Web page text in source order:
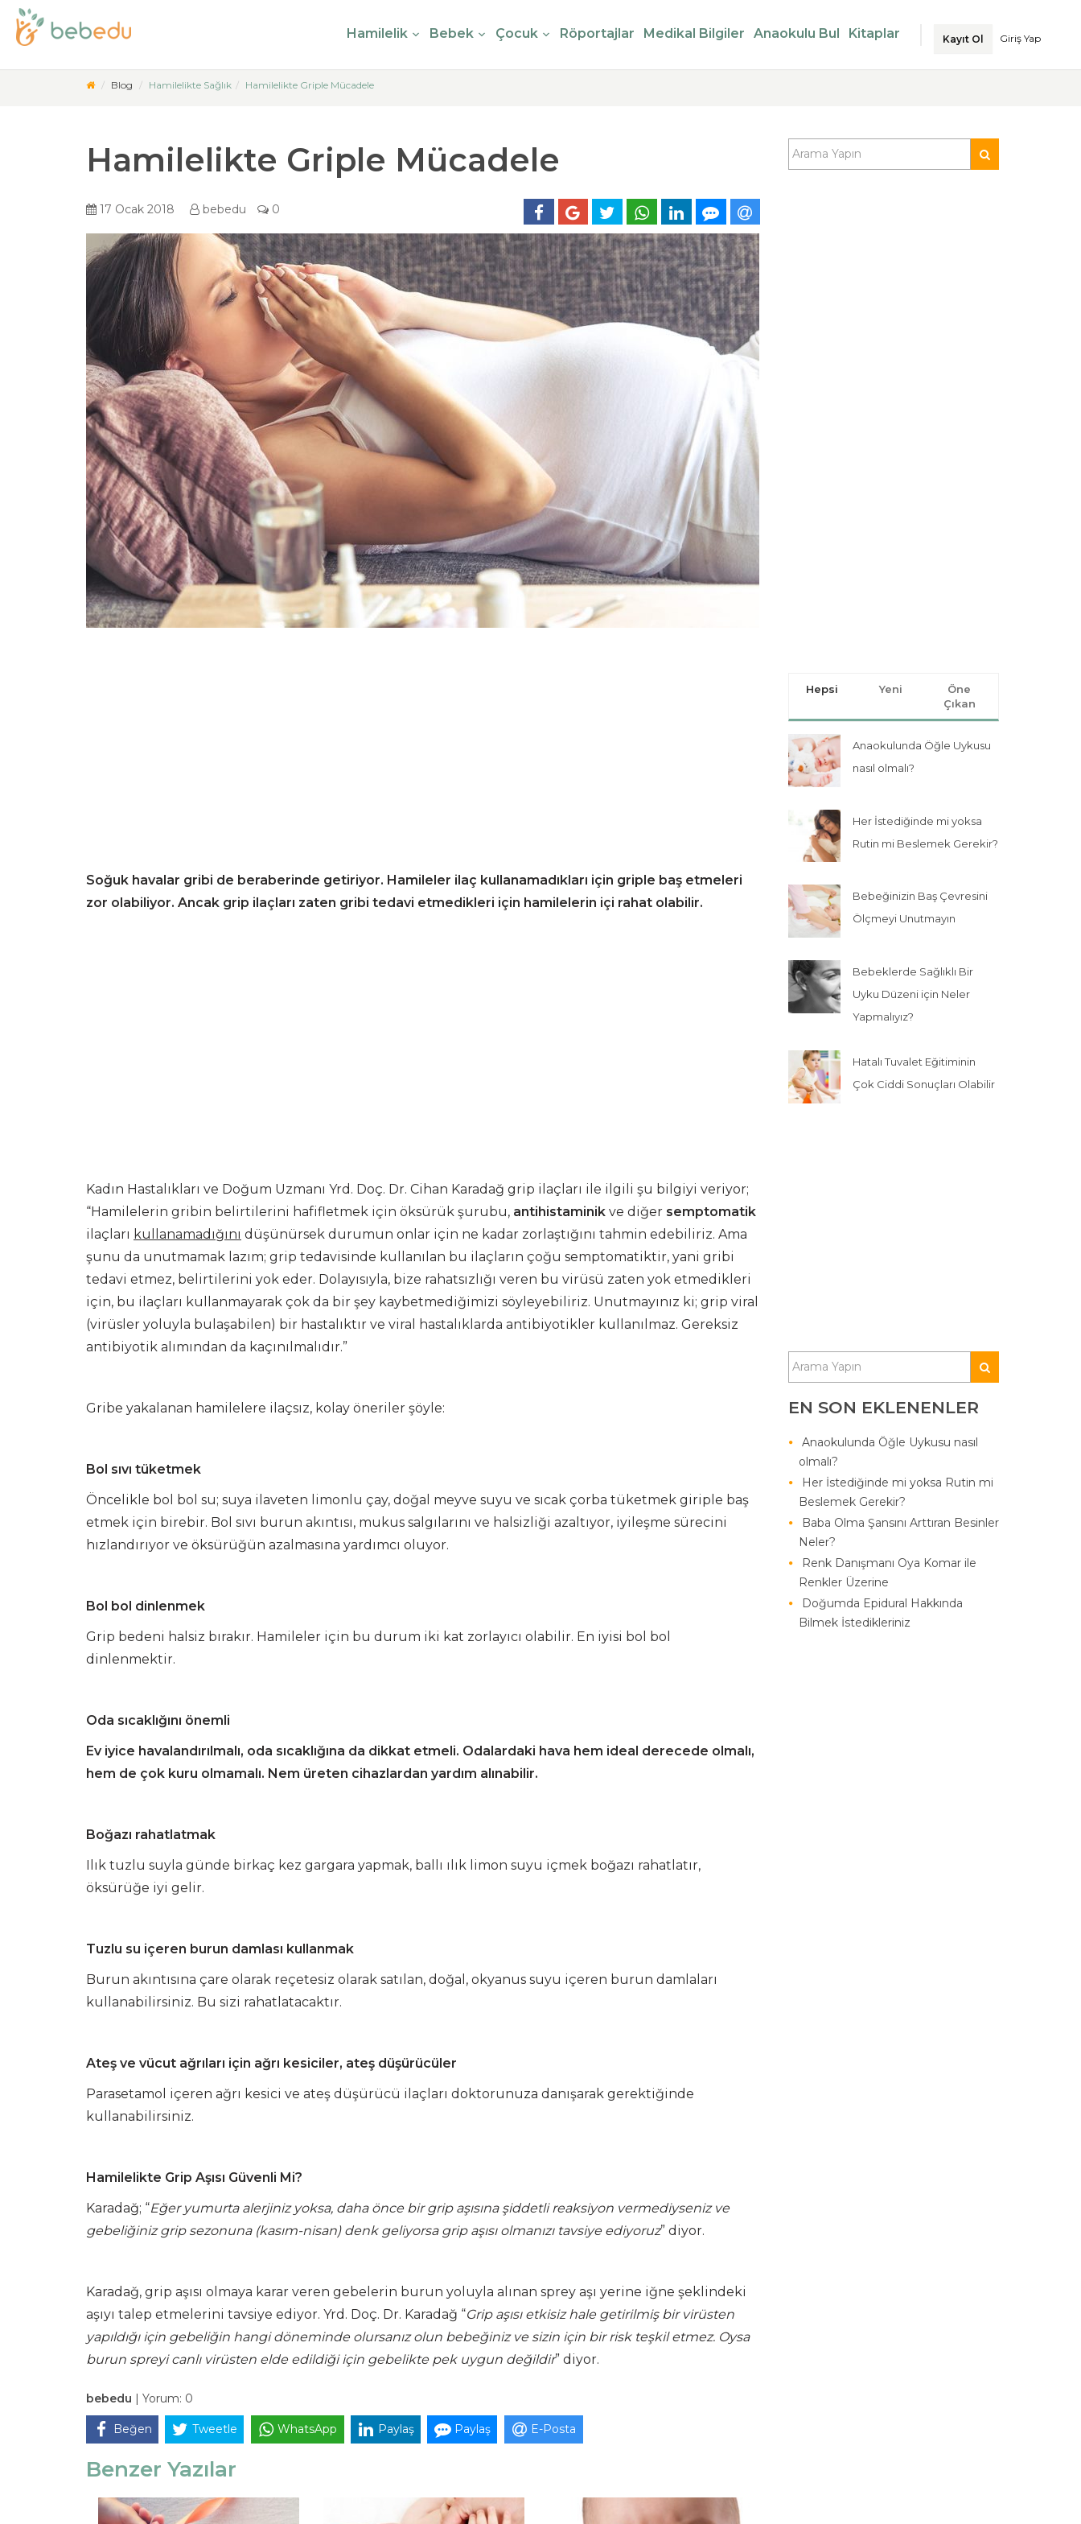
Hamilelik Bebek Çocuk Röportajlar Medikal Bilgiler Anaokulu Bul Kitaplar Kayıt Ol Giriş Yap
Blog Hamilelikte Sağlık Hamilelikte Griple Mücadele
Hamilelikte Griple Mücadele
17 Ocak 2018 bebedu 0
Soğuk havalar gribi de beraberinde getiriyor. Hamileler ilaç kullanamadıkları için griple baş etmeleri
zor olabiliyor. Ancak grip ilaçları zaten gribi tedavi etmedikleri için hamilelerin içi rahat olabilir.
Kadın Hastalıkları ve Doğum Uzmanı Yrd. Doç. Dr. Cihan Karadağ grip ilaçları ile ilgili şu bilgiyi veriyor;
“Hamilelerin gribin belirtilerini hafifletmek için öksürük şurubu, antihistaminik ve diğer semptomatik
ilaçları kullanamadığını düşünürsek durumun onlar için ne kadar zorlaştığını tahmin edebiliriz. Ama
şunu da unutmamak lazım; grip tedavisinde kullanılan bu ilaçların çoğu semptomatiktir, yani gribi
tedavi etmez, belirtilerini yok eder. Dolayısıyla, bize rahatsızlığı veren bu virüsü zaten yok etmedikleri
için, bu ilaçları kullanmayarak çok da bir şey kaybetmediğimizi söyleyebiliriz. Unutmayınız ki; grip viral
(virüsler yoluyla bulaşabilen) bir hastalıktır ve viral hastalıklarda antibiyotikler kullanılmaz. Gereksiz
antibiyotik alımından da kaçınılmalıdır.”
Gribe yakalanan hamilelere ilaçsız, kolay öneriler şöyle:
Bol sıvı tüketmek
Öncelikle bol bol su; suya ilaveten limonlu çay, doğal meyve suyu ve sıcak çorba tüketmek giriple baş
etmek için birebir. Bol sıvı burun akıntısı, mukus salgılarını ve halsizliği azaltıyor, iyileşme sürecini
hızlandırıyor ve öksürüğün azalmasına yardımcı oluyor.
Bol bol dinlenmek
Grip bedeni halsiz bırakır. Hamileler için bu durum iki kat zorlayıcı olabilir. En iyisi bol bol
dinlenmektir.
Oda sıcaklığını önemli
Ev iyice havalandırılmalı, oda sıcaklığına da dikkat etmeli. Odalardaki hava hem ideal derecede olmalı,
hem de çok kuru olmamalı. Nem üreten cihazlardan yardım alınabilir.
Boğazı rahatlatmak
Ilık tuzlu suyla günde birkaç kez gargara yapmak, ballı ılık limon suyu içmek boğazı rahatlatır,
öksürüğe iyi gelir.
Tuzlu su içeren burun damlası kullanmak
Burun akıntısına çare olarak reçetesiz olarak satılan, doğal, okyanus suyu içeren burun damlaları
kullanabilirsiniz. Bu sizi rahatlatacaktır.
Ateş ve vücut ağrıları için ağrı kesiciler, ateş düşürücüler
Parasetamol içeren ağrı kesici ve ateş düşürücü ilaçları doktorunuza danışarak gerektiğinde
kullanabilirsiniz.
Hamilelikte Grip Aşısı Güvenli Mi?
Karadağ; “Eğer yumurta alerjiniz yoksa, daha önce bir grip aşısına şiddetli reaksiyon vermediyseniz ve
gebeliğiniz grip sezonuna (kasım-nisan) denk geliyorsa grip aşısı olmanızı tavsiye ediyoruz” diyor.
Karadağ, grip aşısı olmaya karar veren gebelerin burun yoluyla alınan sprey aşı yerine iğne şeklindeki
aşıyı talep etmelerini tavsiye ediyor. Yrd. Doç. Dr. Karadağ “Grip aşısı etkisiz hale getirilmiş bir virüsten
yapıldığı için gebeliğin hangi döneminde olursanız olun bebeğiniz ve sizin için bir risk teşkil etmez. Oysa
burun spreyi canlı virüsten elde edildiği için gebelikte pek uygun değildir” diyor.
bebedu | Yorum: 0
Beğen Tweetle WhatsApp Paylaş Paylaş E-Posta
Benzer Yazılar
Hepsi Yeni
Öne
Çıkan
Anaokulunda Öğle Uykusu
nasıl olmalı?
Her İstediğinde mi yoksa
Rutin mi Beslemek Gerekir?
Bebeğinizin Baş Çevresini
Ölçmeyi Unutmayın
Bebeklerde Sağlıklı Bir
Uyku Düzeni için Neler
Yapmalıyız?
Hatalı Tuvalet Eğitiminin
Çok Ciddi Sonuçları Olabilir
EN SON EKLENENLER
Anaokulunda Öğle Uykusu nasıl
olmalı?
Her İstediğinde mi yoksa Rutin mi
Beslemek Gerekir?
Baba Olma Şansını Arttıran Besinler
Neler?
Renk Danışmanı Oya Komar ile
Renkler Üzerine
Doğumda Epidural Hakkında
Bilmek İstedikleriniz